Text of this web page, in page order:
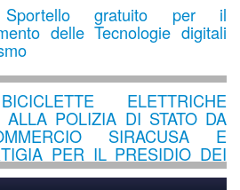
Sportello gratuito per il
delle Tecnologie digitali
ELETTRICHE
ALLA POLIZIA DI STATO DA
SIRACUSA E
PER IL PRESIDIO DEI